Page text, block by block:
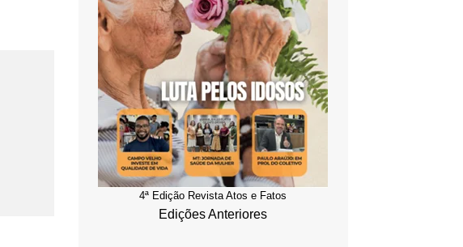
4ª Edição Revista Atos e Fatos
Edições Anteriores